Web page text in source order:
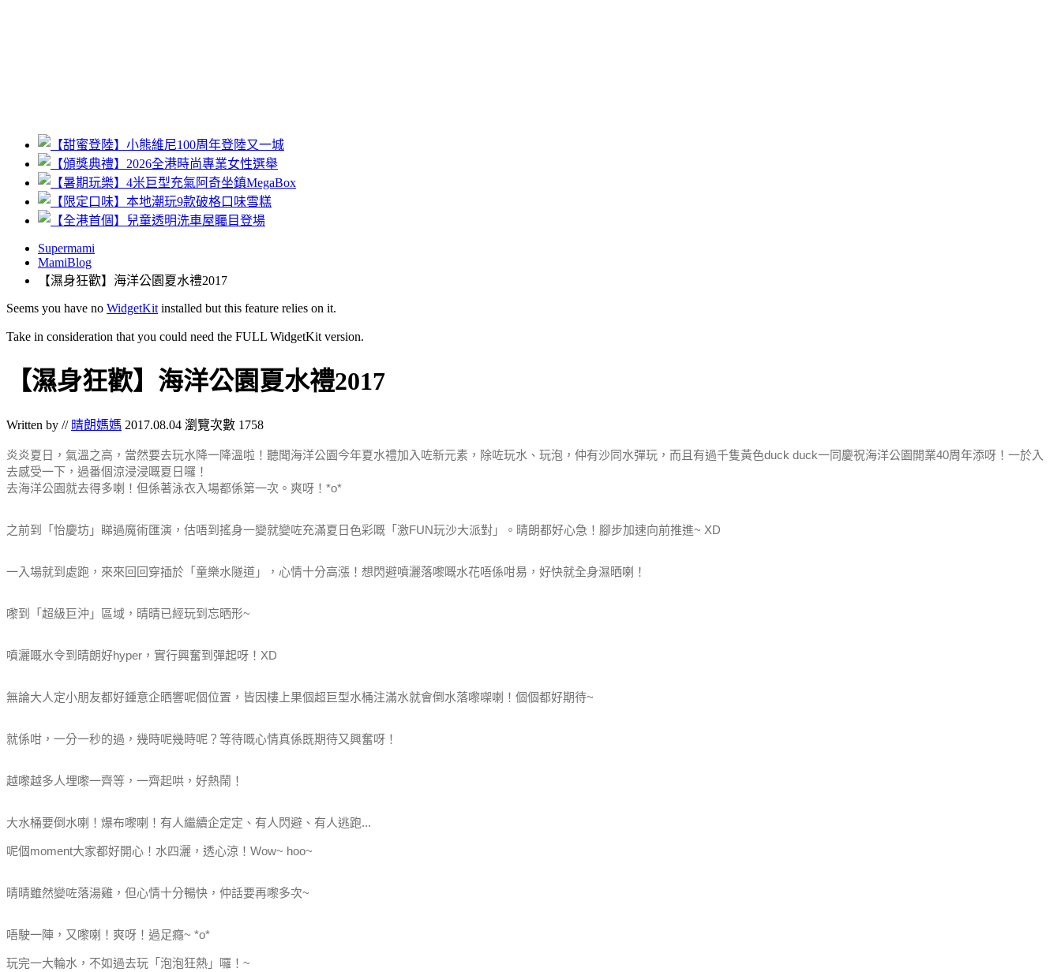
Supermami
MamiBlog
【濕身狂歡】海洋公園夏水禮2017
Seems you have no WidgetKit installed but this feature relies on it.
Take in consideration that you could need the FULL WidgetKit version.
【濕身狂歡】海洋公園夏水禮2017
Written by // 晴朗媽媽 2017.08.04 瀏覽次數 1758
炎炎夏日，氣溫之高，當然要去玩水降一降溫啦！ 聽聞海洋公園今年夏水禮加入咗新元素，除咗玩水、玩泡，仲有沙同水彈玩，而且有過千隻黃色duck duck一同慶祝海洋公園開業40周年添呀！ 一於入
去感受一下，過番個涼浸浸嘅夏日囉！
去海洋公園就去得多喇！但係著泳衣入場都係第一次。爽呀！*o*
之前到「怡慶坊」睇過魔術匯演，估唔到搖身一變就變咗充滿夏日色彩嘅「激FUN玩沙大派對」。晴朗都好心急！腳步加速向前推進~ XD
一入場就到處跑，來來回回穿插於「童樂水隧道」，心情十分高漲！想閃避噴灑落嚟嘅水花唔係咁易，好快就全身濕晒喇！
嚟到「超級巨沖」區域，晴晴已經玩到忘晒形~
噴灑嘅水令到晴朗好hyper，實行興奮到彈起呀！XD
無論大人定小朋友都好鍾意企晒響呢個位置，皆因樓上果個超巨型水桶注滿水就會倒水落嚟㗎喇！個個都好期待~
就係咁，一分一秒的過，幾時呢幾時呢？等待嘅心情真係既期待又興奮呀！
越嚟越多人埋嚟一齊等，一齊起哄，好熱鬧！
大水桶要倒水喇！爆布嚟喇！有人繼續企定定、有人閃避、有人逃跑...
呢個moment大家都好開心！水四灑，透心涼！Wow~ hoo~
晴晴雖然變咗落湯雞，但心情十分暢快，仲話要再嚟多次~
唔駛一陣，又嚟喇！爽呀！過足癮~ *o*
玩完一大輪水，不如過去玩「泡泡狂熱」囉！~